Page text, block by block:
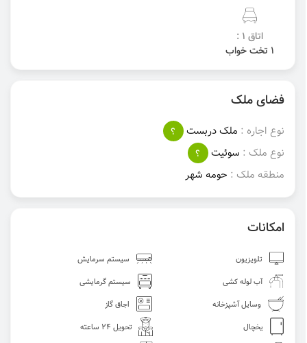
اتاق 1 :
1 تخت خواب
فضای ملک
نوع اجاره : ملک دربست
؟
نوع ملک : سوئیت
؟
منطقه ملک : حومه‌ شهر
امکانات
تلویزیون
سیستم سرمایش
آب لوله کشی
سیستم گرمایشی
وسایل آشپزخانه
اجاق گاز
یخچال
تحویل 24 ساعته